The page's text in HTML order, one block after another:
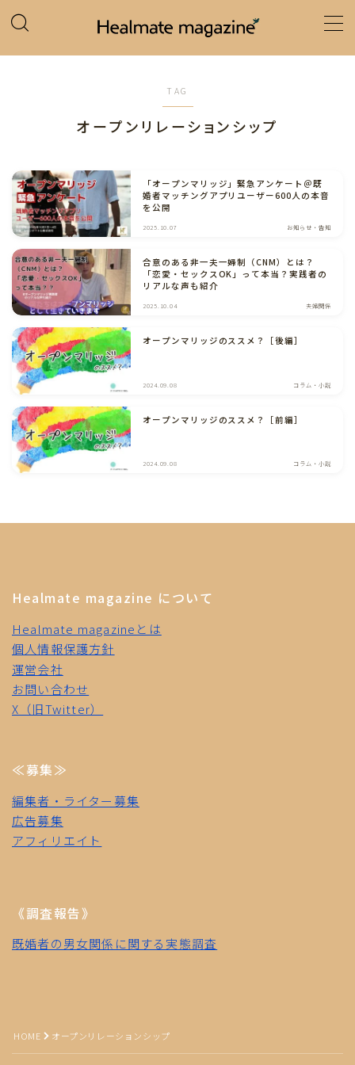
MENU
TAG
オープンリレーションシップ
「オープンマリッジ」緊急アンケート＠既
婚者マッチングアプリユーザー600人の本音
を公開
2025.10.07 お知らせ・告知
合意のある非一夫一婦制（CNM）とは？
「恋愛・セックスOK」って本当？実践者の
リアルな声も紹介
2025.10.04 夫婦関係
オープンマリッジのススメ？［後編］
2024.09.08 コラム・小説
オープンマリッジのススメ？［前編］
2024.09.08 コラム・小説
Healmate magazine について
Healmate magazineとは
個人情報保護方針
運営会社
お問い合わせ
X（旧Twitter）
≪募集≫
編集者・ライター募集
広告募集
アフィリエイト
《調査報告》
既婚者の男女関係に関する実態調査
HOME オープンリレーションシップ